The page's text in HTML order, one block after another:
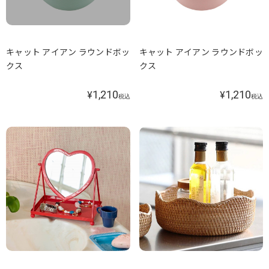
キャット アイアン ラウンドボッ
クス
¥1,210税込
キャット アイアン ラウンドボッ
クス
¥1,210税込